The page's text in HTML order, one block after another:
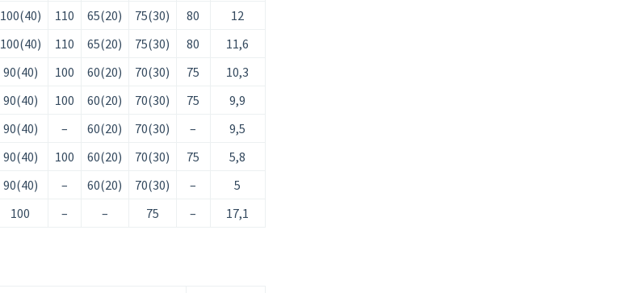
100(40) 110 65(20) 75(30) 80
12
100(40) 110 65(20) 75(30) 80
11,6
90(40) 100 60(20) 70(30) 75
10,3
90(40) 100 60(20) 70(30) 75
9,9
90(40) – 60(20) 70(30) –
9,5
90(40) 100 60(20) 70(30) 75
5,8
90(40) – 60(20) 70(30) –
5
100 – – 75 – 17,1